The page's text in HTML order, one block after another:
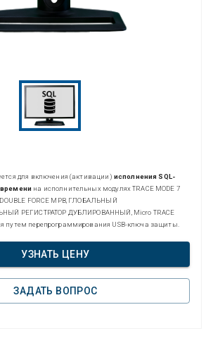
для включения (активации) исполнения SQL-
на исполнительных модулях TRACE MODE 7
FORCE МРВ, ГЛОБАЛЬНЫЙ
РЕГИСТРАТОР ДУБЛИРОВАННЫЙ, Micro TRACE
путем перепрограммирования USB-ключа защиты.
УЗНАТЬ ЦЕНУ
ЗАДАТЬ ВОПРОС